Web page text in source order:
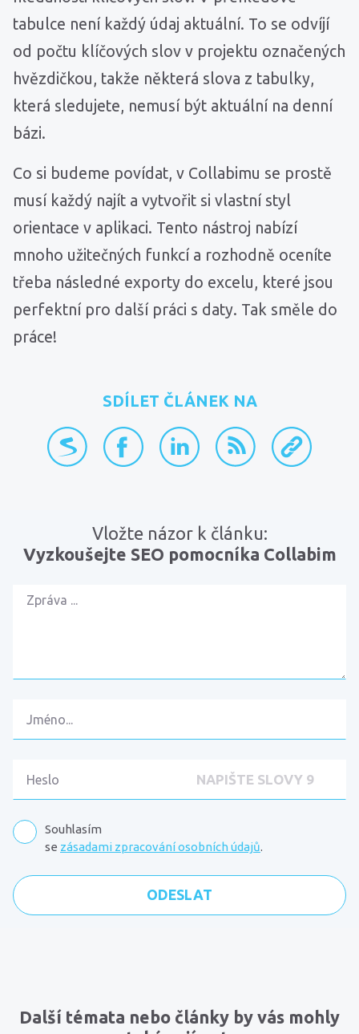
tabulce není každý údaj aktuální. To se odvíjí
od počtu klíčových slov v projektu označených
hvězdičkou, takže některá slova z tabulky,
která sledujete, nemusí být aktuální na denní
bázi.
Co si budeme povídat, v Collabimu se prostě
musí každý najít a vytvořit si vlastní styl
orientace v aplikaci. Tento nástroj nabízí
mnoho užitečných funkcí a rozhodně oceníte
třeba následné exporty do excelu, které jsou
perfektní pro další práci s daty. Tak směle do
práce!
SDÍLET ČLÁNEK NA
přidat na Seznam.cz
sdílet na Facebooku
sdílet na LinkedInu
RSS kanálzkopírovat
Vložte názor k článku:
Vyzkoušejte SEO pomocníka Collabim
Souhlasím
se zásadami zpracování osobních údajů.
Další témata nebo články by vás mohly